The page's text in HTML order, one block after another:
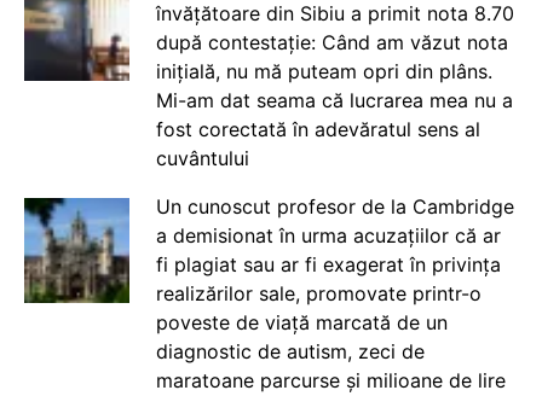
învățătoare din Sibiu a primit nota 8.70
după contestație: Când am văzut nota
inițială, nu mă puteam opri din plâns.
Mi-am dat seama că lucrarea mea nu a
fost corectată în adevăratul sens al
cuvântului
Un cunoscut profesor de la Cambridge
a demisionat în urma acuzațiilor că ar
fi plagiat sau ar fi exagerat în privința
realizărilor sale, promovate printr-o
poveste de viață marcată de un
diagnostic de autism, zeci de
maratoane parcurse și milioane de lire